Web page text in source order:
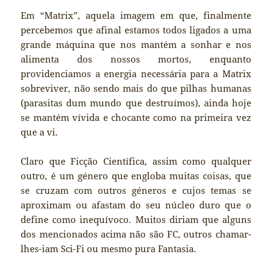
Em “Matrix”, aquela imagem em que, finalmente
percebemos que afinal estamos todos ligados a uma
grande máquina que nos mantém a sonhar e nos
alimenta dos nossos mortos, enquanto
providenciamos a energia necessária para a Matrix
sobreviver, não sendo mais do que pilhas humanas
(parasitas dum mundo que destruímos), ainda hoje
se mantém vívida e chocante como na primeira vez
que a vi.
Claro que Ficção Científica, assim como qualquer
outro, é um género que engloba muitas coisas, que
se cruzam com outros géneros e cujos temas se
aproximam ou afastam do seu núcleo duro que o
define como inequívoco. Muitos diriam que alguns
dos mencionados acima não são FC, outros chamar-
lhes-iam Sci-Fi ou mesmo pura Fantasia.